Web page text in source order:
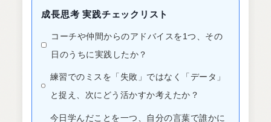
成長思考 実践チェックリスト
コーチや仲間からのアドバイスを1つ、その
日のうちに実践したか？
練習でのミスを「失敗」ではなく「データ」
と捉え、次にどう活かすか考えたか？
今日学んだことを一つ、自分の言葉で誰かに